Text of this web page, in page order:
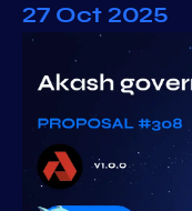
27 Oct 2025